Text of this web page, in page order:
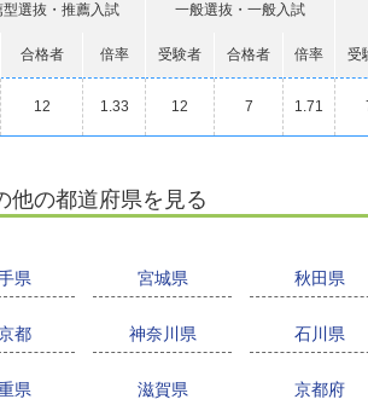
選抜・推薦入試 一般選抜・一般入試
合格者 倍率 受験者 合格者 倍率 受
12 1.33 12 7 1.71
の都道府県を見る
県 宮城県 秋田県
都 神奈川県 石川県
県 滋賀県 京都府